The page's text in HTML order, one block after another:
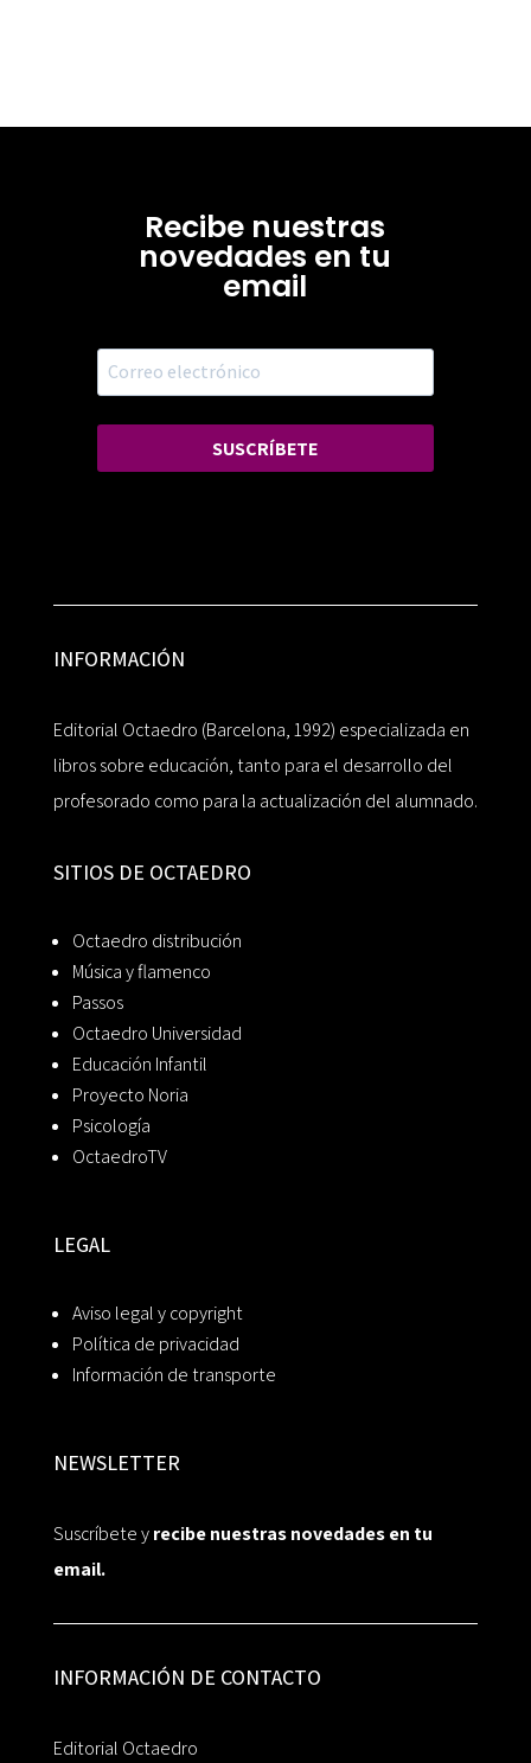
Recibe nuestras
novedades en tu
email
SUSCRÍBETE
INFORMACIÓN
Editorial Octaedro (Barcelona, 1992) especializada en
libros sobre educación, tanto para el desarrollo del
profesorado como para la actualización del alumnado.
SITIOS DE OCTAEDRO
Octaedro distribución
Música y flamenco
Passos
Octaedro Universidad
Educación Infantil
Proyecto Noria
Psicología
OctaedroTV
LEGAL
Aviso legal y copyright
Política de privacidad
Información de transporte
NEWSLETTER
Suscríbete yrecibe nuestras novedades en tu
email.
INFORMACIÓN DE CONTACTO
Editorial Octaedro